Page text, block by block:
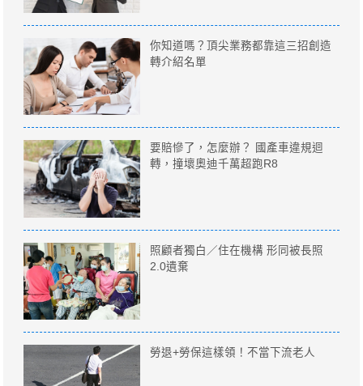
你知道嗎？頂尖業務都靠這三招創造
轉介紹名單
要賠慘了，怎麼辦？ 國產車違規迴
轉，撞壞奧迪千萬超跑R8
照顧者獨白／住在機構 形同被長照
2.0遺棄
勞退+勞保這樣領！不當下流老人